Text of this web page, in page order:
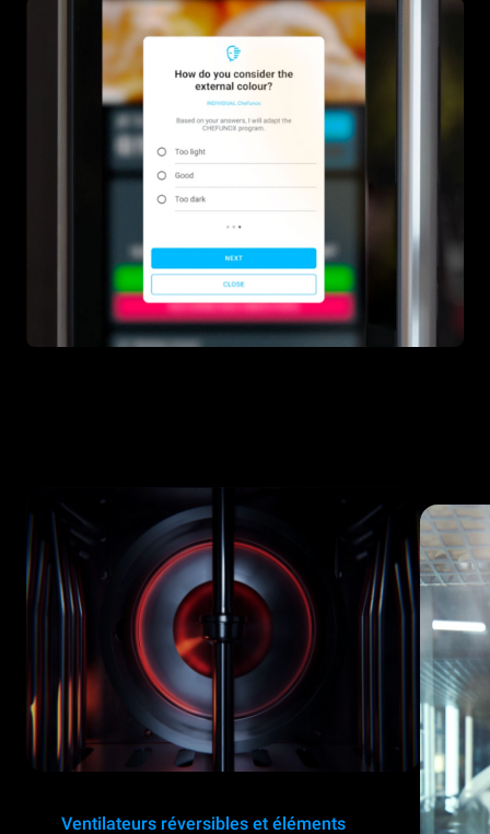
Ventilateurs réversibles et éléments